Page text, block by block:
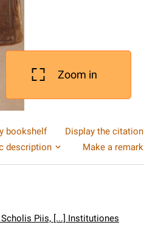
Zoom in
bookshelf
Display the citation
description
Make a remark
Piis, [...] Institutiones